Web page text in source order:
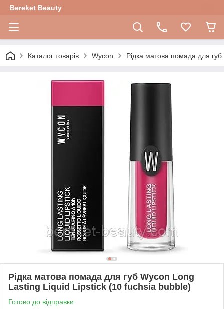
Bereket Beauty
Каталог товарів Wycon Рідка матова помада для
Рідка матова помада для губ Wycon Long
Lasting Liquid Lipstick (10 fuchsia bubble)
Готово до відправки